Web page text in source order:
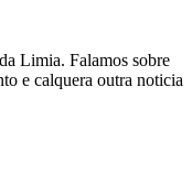
Limia. Falamos sobre
e calquera outra noticia